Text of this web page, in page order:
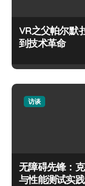
VR之父帕尔默
到技术革命
访谈
无障碍先锋：
与性能测试实践